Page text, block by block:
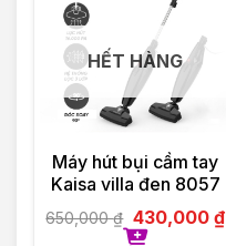
HẾT HÀNG
Máy hút bụi cầm tay
Kaisa villa đen 8057
650,000₫ 430,000 ₫